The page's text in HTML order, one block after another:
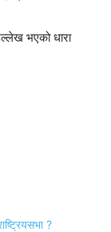
भएको धारा
?